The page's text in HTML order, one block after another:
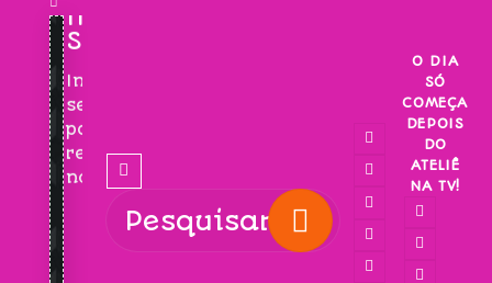
INSCREVA-
SE!
Inscreva-
se
para
receber
novidades!
O DIA
SÓ
COMEÇA
DEPOIS
DO
ATELIÊ
NA TV!